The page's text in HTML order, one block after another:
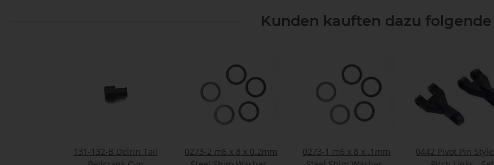
Kunden kauften dazu
131-132-B Delrin Tail
0273-2 m6 x 8 x 0.2mm
0273-1 m6 x 8 x .1mm
0442 Pivot Pin